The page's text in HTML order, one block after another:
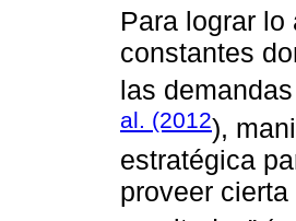
Para lograr lo
constantes
las
al. (2012),
estratégica
proveer